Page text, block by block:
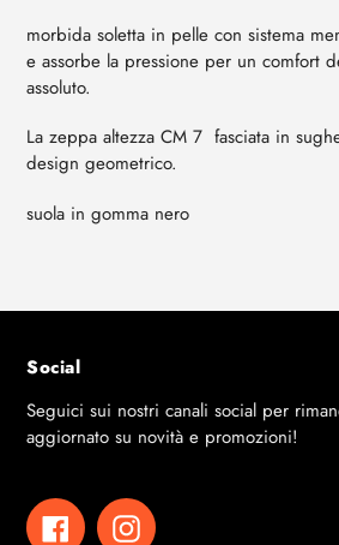
morbida soletta in pelle con sistema
e assorbe la pressione per un comfort
assoluto.
La zeppa altezza CM 7 fasciata in
design geometrico.
suola in gomma nero
Social
Seguici sui nostri canali social per
aggiornato su novità e promozioni!
FacebookInstagram